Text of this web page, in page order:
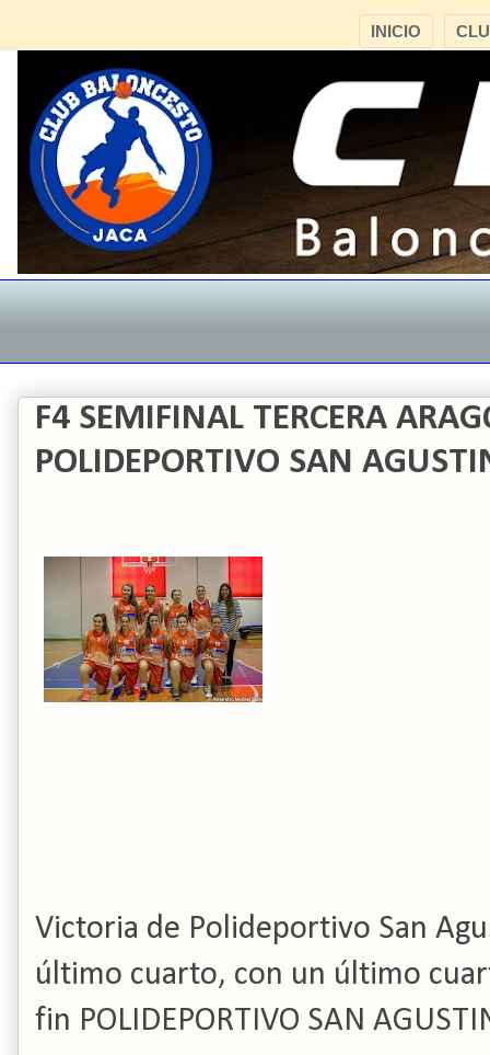
INICIO
F4 SEMIFINAL TERCERA
POLIDEPORTIVO SAN
Victoria de Polideportivo San
último cuarto, con un último
fin POLIDEPORTIVO SAN